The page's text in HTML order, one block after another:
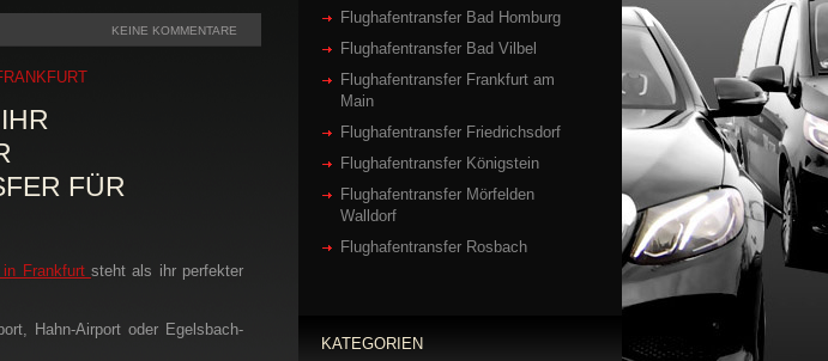
KEINE KOMMENTARE
FÜR
in Frankfurt steht als ihr perfekter
Hahn-Airport oder Egelsbach-
Flughafentransfer Bad Homburg
Flughafentransfer Bad Vilbel
Flughafentransfer Frankfurt am
Main
Flughafentransfer Friedrichsdorf
Flughafentransfer Königstein
Flughafentransfer Mörfelden
Walldorf
Flughafentransfer Rosbach
KATEGORIEN